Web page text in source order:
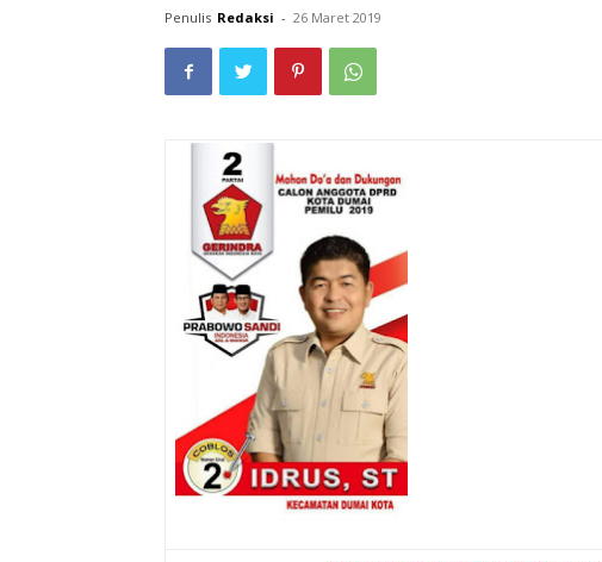
Penulis Redaksi - 26 Maret 2019